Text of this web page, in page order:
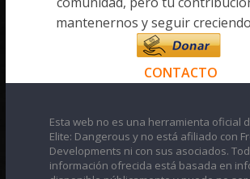
mantenernos y seguir
CONTACTO
Esta web no es una herramienta oficial
Elite: Dangerous y no está afiliado con
Developments ni con sus asociados.
información ofrecida está basada en